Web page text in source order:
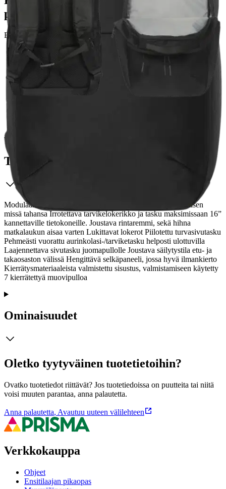
palvelupisteeseen!
Etu ei koske Suuri‑lisäpalvelulla toimitettavia tuotteita.
Tarkista myymäläsaatavuus
Tuotekuvaus
Modulaarinen muotoilu mahdollistaa monipuolisen kantamisen
missä tahansa Irrotettava tarvikelokerikko ja tasku maksimissaan 16”
kannettaville tietokoneille. Joustava rintaremmi, sekä hihna
matkalaukun aisaa varten Lukittavat lokerot Piilotettu turvasivutasku
Pehmeästi vuorattu aurinkolasi-/tarviketasku helposti ulottuvilla
Laajennettava sivutasku juomapullolle Joustava säilytystila etu- ja
takaosaston välissä Hengittävä selkäpaneeli, jossa hyvä ilmankierto
Kierrätysmateriaaleista valmistettu sisustus, valmistamiseen käytetty
7 kierrätettyä muovipulloa
Ominaisuudet
Oletko tyytyväinen tuotetietoihin?
Ovatko tuotetiedot riittävät? Jos tuotetiedoissa on puutteita tai niitä
voisi muuten parantaa, anna palautetta.
Anna palautetta, Avautuu uuteen välilehteen
Verkkokauppa
Ohjeet
Ensitilaajan pikaopas